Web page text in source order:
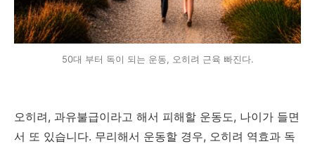
50대 부터 독이 되는 운동, 오히려 근육 빠진다.
오히려, 과유불급이라고 해서 피해할 운동도, 나이가 들면
서 또 있습니다. 무리해서 운동할 경우, 오히려 역효과 독